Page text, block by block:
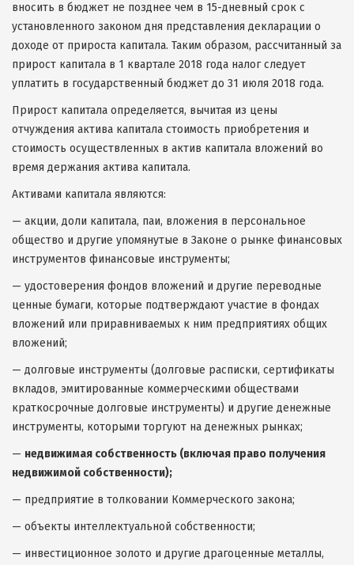
вносить в бюджет не позднее чем в 15-дневный срок с
установленного законом дня представления декларации о
доходе от прироста капитала. Таким образом, рассчитанный за
прирост капитала в 1 квартале 2018 года налог следует
уплатить в государственный бюджет до 31 июля 2018 года.
Прирост капитала определяется, вычитая из цены
отчуждения актива капитала стоимость приобретения и
стоимость осуществленных в актив капитала вложений во
время держания актива капитала.
Активами капитала являются:
— акции, доли капитала, паи, вложения в персональное
общество и другие упомянутые в Законе о рынке финансовых
инструментов финансовые инструменты;
— удостоверения фондов вложений и другие переводные
ценные бумаги, которые подтверждают участие в фондах
вложений или приравниваемых к ним предприятиях общих
вложений;
— долговые инструменты (долговые расписки, сертификаты
вкладов, эмитированные коммерческими обществами
краткосрочные долговые инструменты) и другие денежные
инструменты, которыми торгуют на денежных рынках;
— недвижимая собственность (включая право получения
недвижимой собственности);
— предприятие в толковании Коммерческого закона;
— объекты интеллектуальной собственности;
— инвестиционное золото и другие драгоценные металлы,